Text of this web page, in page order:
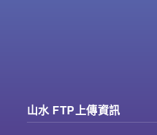
山水 FTP上傳資訊